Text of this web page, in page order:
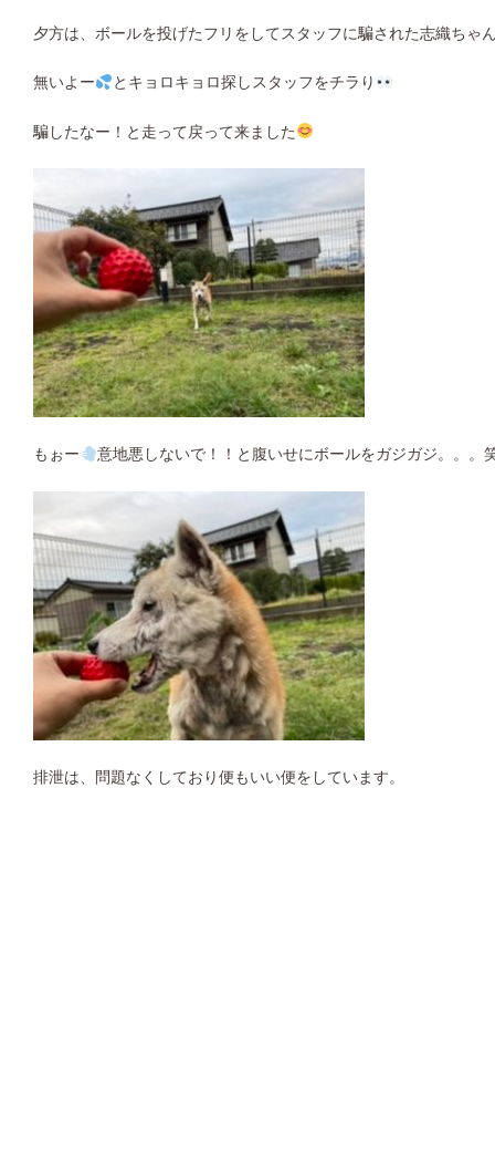
夕方は、ボールを投げたフリをしてスタッフに騙された志織ちゃ
無いよー とキョロキョロ探しスタッフをチラり
騙したなー！と走って戻って来ました
もぉー 意地悪しないで！！と腹いせにボールをガジガジ。。。
排泄は、問題なくしており便もいい便をしています。